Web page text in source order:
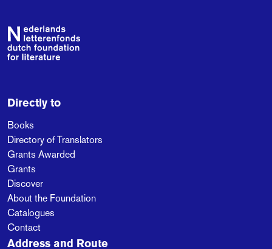
Footer
Directly to
Books
Directory of Translators
Grants Awarded
Grants
Discover
About the Foundation
Catalogues
Contact
Address and Route